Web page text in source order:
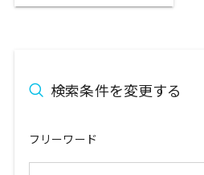
検索条件を変更する
フリーワード